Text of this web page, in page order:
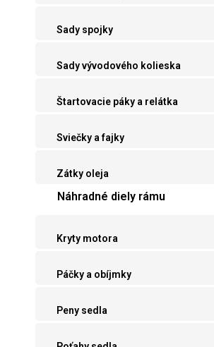
Sady spojky
Sady vývodového kolieska
Štartovacie páky a relátka
Sviečky a fajky
Zátky oleja
Náhradné diely rámu
Kryty motora
Páčky a obíjmky
Peny sedla